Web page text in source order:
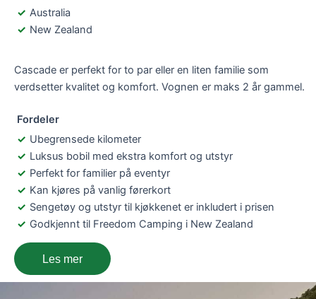
Australia
New Zealand
Cascade er perfekt for to par eller en liten familie som
verdsetter kvalitet og komfort. Vognen er maks 2 år gammel.
Fordeler
Ubegrensede kilometer
Luksus bobil med ekstra komfort og utstyr
Perfekt for familier på eventyr
Kan kjøres på vanlig førerkort
Sengetøy og utstyr til kjøkkenet er inkludert i prisen
Godkjennt til Freedom Camping i New Zealand
Les mer